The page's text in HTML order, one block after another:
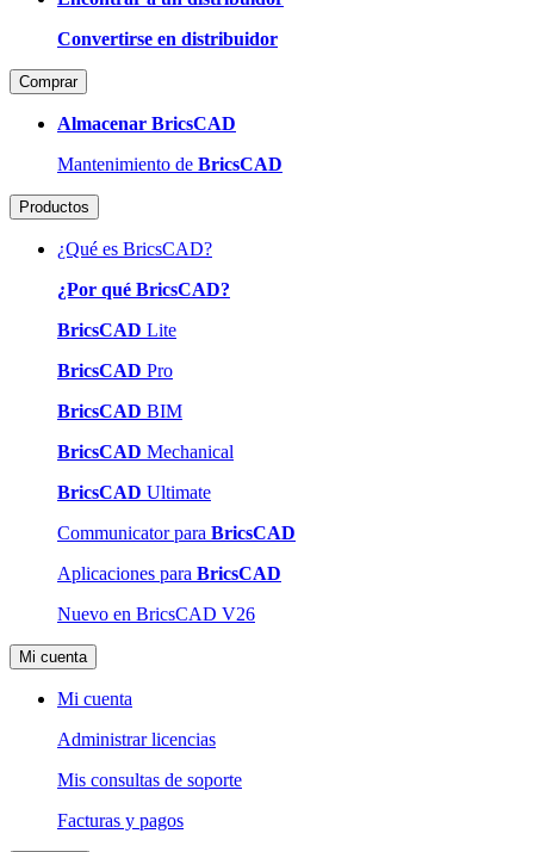
Convertirse en distribuidor
Comprar
Almacenar BricsCAD
Mantenimiento de BricsCAD
Productos
¿Qué es BricsCAD?
¿Por qué BricsCAD?
BricsCAD Lite
BricsCAD Pro
BricsCAD BIM
BricsCAD Mechanical
BricsCAD Ultimate
Communicator para BricsCAD
Aplicaciones para BricsCAD
Nuevo en BricsCAD V26
Mi cuenta
Mi cuenta
Administrar licencias
Mis consultas de soporte
Facturas y pagos